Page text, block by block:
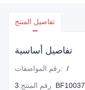
تفاصيل المنتج
تفاصيل أساسية
رقم المواصفات: /
رقم المنتج: 3BF10037